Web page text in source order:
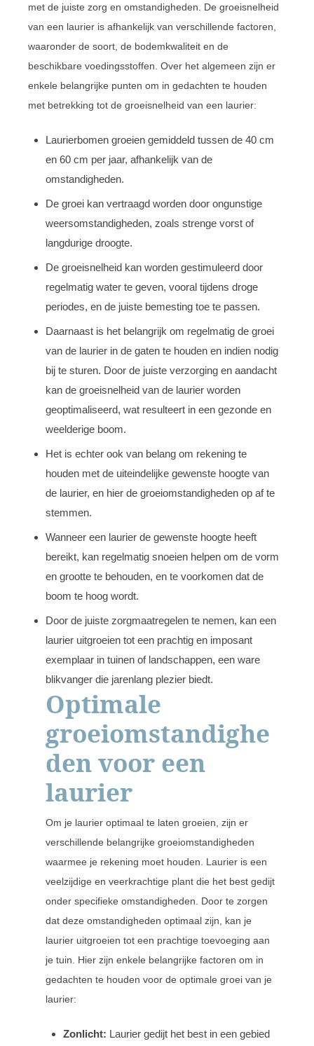
met de juiste zorg en omstandigheden. De groeisnelheid
van een laurier is afhankelijk van verschillende factoren,
waaronder de soort, de bodemkwaliteit en de
beschikbare voedingsstoffen. Over het algemeen zijn er
enkele belangrijke punten om in gedachten te houden
met betrekking tot de groeisnelheid van een laurier:
Laurierbomen groeien gemiddeld tussen de 40 cm
en 60 cm per jaar, afhankelijk van de
omstandigheden.
De groei kan vertraagd worden door ongunstige
weersomstandigheden, zoals strenge vorst of
langdurige droogte.
De groeisnelheid kan worden gestimuleerd door
regelmatig water te geven, vooral tijdens droge
periodes, en de juiste bemesting toe te passen.
Daarnaast is het belangrijk om regelmatig de groei
van de laurier in de gaten te houden en indien nodig
bij te sturen. Door de juiste verzorging en aandacht
kan de groeisnelheid van de laurier worden
geoptimaliseerd, wat resulteert in een gezonde en
weelderige boom.
Het is echter ook van belang om rekening te
houden met de uiteindelijke gewenste hoogte van
de laurier, en hier de groeiomstandigheden op af te
stemmen.
Wanneer een laurier de gewenste hoogte heeft
bereikt, kan regelmatig snoeien helpen om de vorm
en grootte te behouden, en te voorkomen dat de
boom te hoog wordt.
Door de juiste zorgmaatregelen te nemen, kan een
laurier uitgroeien tot een prachtig en imposant
exemplaar in tuinen of landschappen, een ware
blikvanger die jarenlang plezier biedt.
Optimale
groeiomstandighe
den voor een
laurier
Om je laurier optimaal te laten groeien, zijn er
verschillende belangrijke groeiomstandigheden
waarmee je rekening moet houden. Laurier is een
veelzijdige en veerkrachtige plant die het best gedijt
onder specifieke omstandigheden. Door te zorgen
dat deze omstandigheden optimaal zijn, kan je
laurier uitgroeien tot een prachtige toevoeging aan
je tuin. Hier zijn enkele belangrijke factoren om in
gedachten te houden voor de optimale groei van je
laurier:
Zonlicht: Laurier gedijt het best in een gebied